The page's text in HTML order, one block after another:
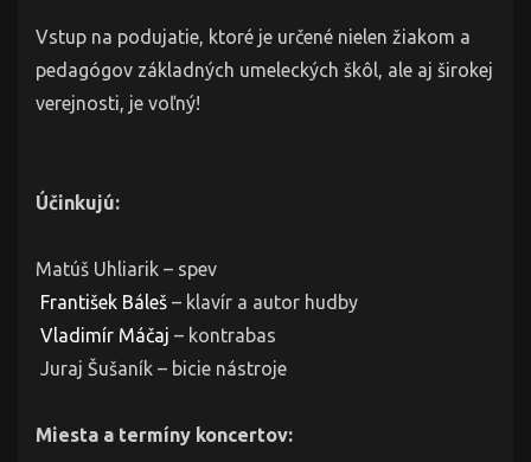
Vstup na podujatie, ktoré je určené nielen žiakom a
pedagógov základných umeleckých škôl, ale aj širokej
verejnosti, je voľný!
Účinkujú:
Matúš Uhliarik – spev
František Báleš – klavír a autor hudby
Vladimír Máčaj – kontrabas
Juraj Šušaník – bicie nástroje
Miesta a termíny koncertov: